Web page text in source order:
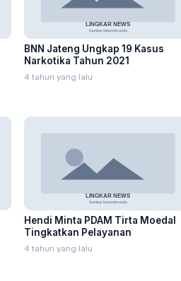
BNN Jateng Ungkap 19 Kasus
Narkotika Tahun 2021
4 tahun yang lalu
Hendi Minta PDAM Tirta Moedal
Tingkatkan Pelayanan
4 tahun yang lalu